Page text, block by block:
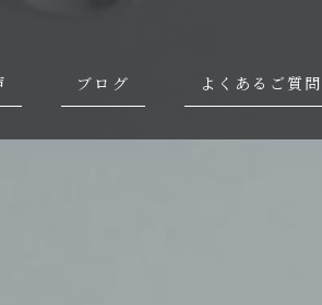
ブログ よくあるご質問